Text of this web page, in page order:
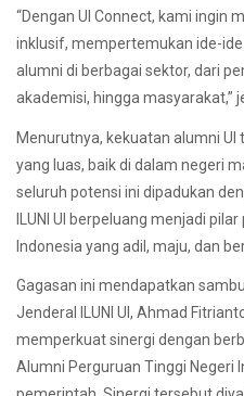
“Dengan UI Connect, kami ingin
inklusif, mempertemukan ide-
alumni di berbagai sektor, dari
akademisi, hingga masyarakat,”
Menurutnya, kekuatan alumni
yang luas, baik di dalam negeri
seluruh potensi ini dipadukan
ILUNI UI berpeluang menjadi
Indonesia yang adil, maju, dan
Gagasan ini mendapatkan
Jenderal ILUNI UI, Ahmad
memperkuat sinergi dengan
Alumni Perguruan Tinggi Negeri